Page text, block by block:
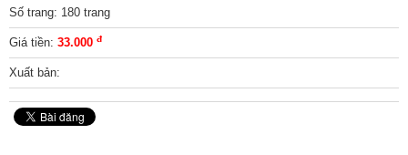
Số trang: 180 trang
Giá tiền: 33.000 đ
Xuất bản: